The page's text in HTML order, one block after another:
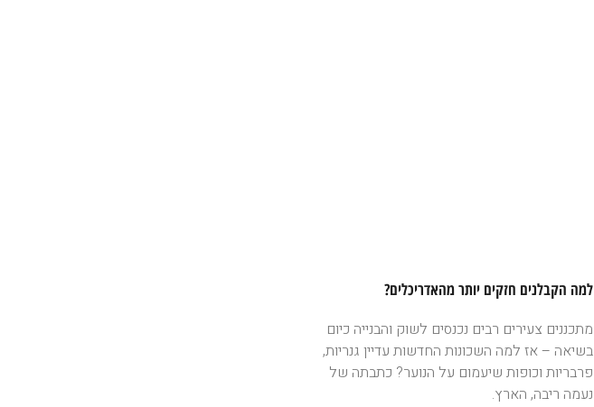
למה הקבלנים חזקים יותר מהאדריכלים?
מתכננים צעירים רבים נכנסים לשוק והבנייה כיום
בשיאה – אז למה השכונות החדשות עדיין גנריות,
פרבריות וכופות שיעמום על הנוער? כתבתה של
נעמה ריבה, הארץ.